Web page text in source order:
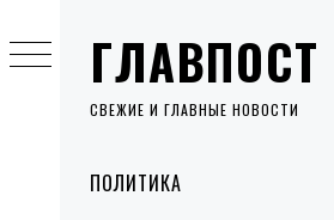
ГЛАВПОСТ
СВЕЖИЕ И ГЛАВНЫЕ НОВОСТИ
MenuПОЛИТИКА
to
content